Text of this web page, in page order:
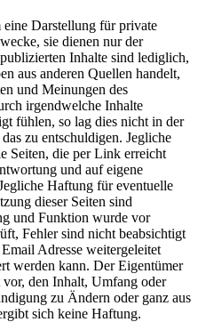
eine Darstellung für private
sie dienen nur der
Inhalte sind lediglich,
aus anderen Quellen handelt,
und Meinungen des
irgendwelche Inhalte
fühlen, so lag dies nicht in der
zu entschuldigen. Jegliche
Seiten, die per Link erreicht
und auf eigene
Haftung für eventuelle
dieser Seiten sind
und Funktion wurde vor
Fehler sind nicht beabsichtigt
Adresse weitergeleitet
werden kann. Der Eigentümer
vor, den Inhalt, Umfang oder
zu Ändern oder ganz aus
sich keine Haftung.